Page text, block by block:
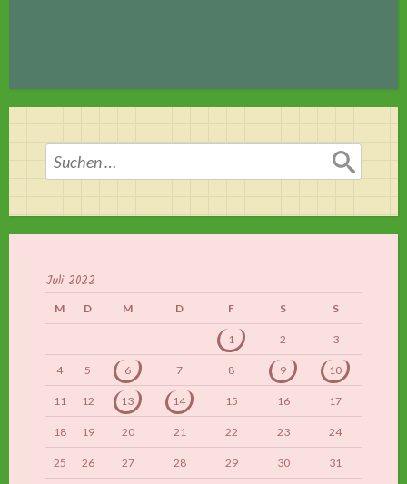
Suchen
nach:
Juli 2022
M D M D F S S
1 2 3
4 5 6 7 8 9 10
11 12 13 14 15 16 17
18 19 20 21 22 23 24
25 26 27 28 29 30 31